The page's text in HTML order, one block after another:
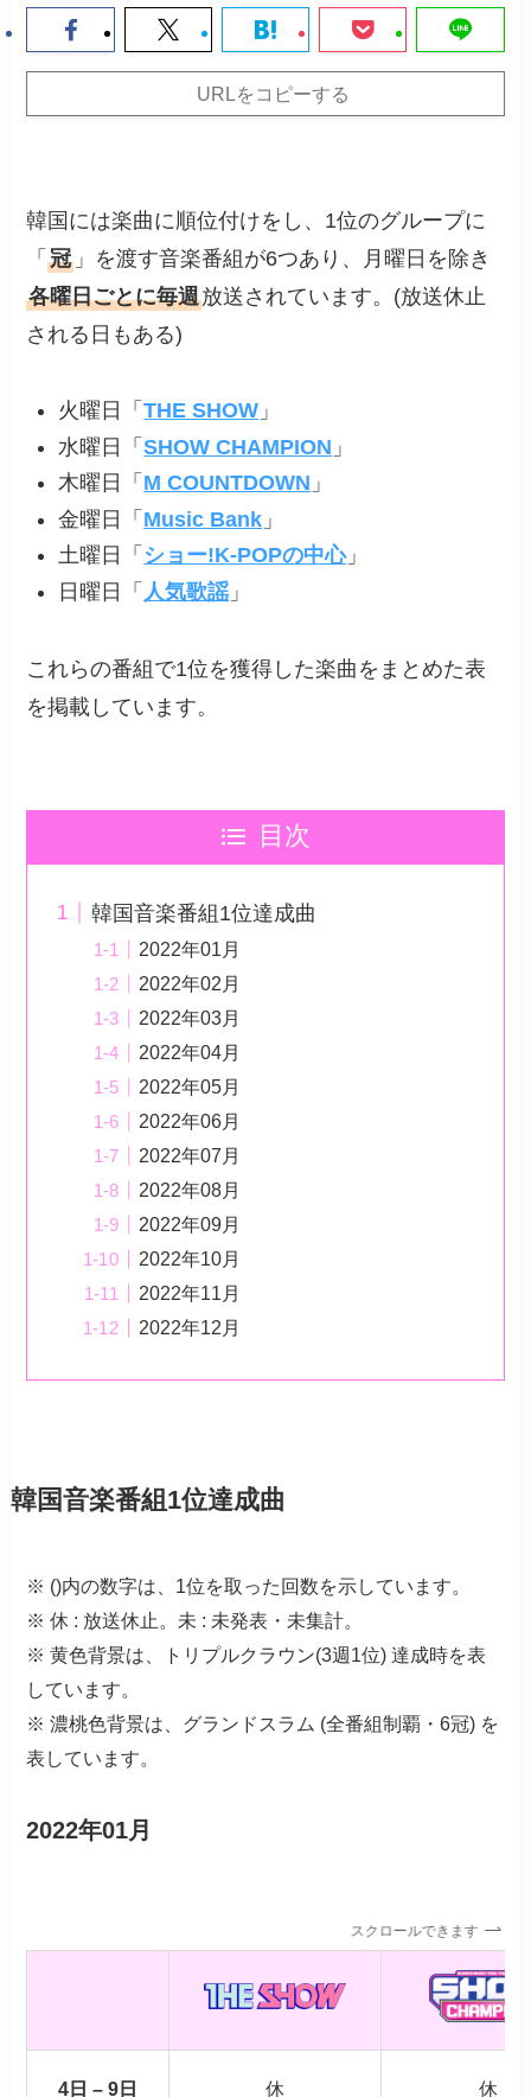
URLをコピーする
韓国には楽曲に順位付けをし、1位のグループに
「冠 」を渡す音楽番組が6つあり、月曜日を除き
各曜日ごとに毎週放送されています。(放送休止
される日もある)
火曜日「THE SHOW 」
水曜日「SHOW CHAMPION 」
木曜日「 M COUNTDOWN 」
金曜日「 Music Bank 」
土曜日「 ショー!K-POPの中心」
日曜日「 人気歌謡 」
これらの番組で1位を獲得した楽曲をまとめた表
を掲載しています。
目次
韓国音楽番組1位達成曲
2022年01月
2022年02月
2022年03月
2022年04月
2022年05月
2022年06月
2022年07月
2022年08月
2022年09月
2022年10月
2022年11月
2022年12月
韓国音楽番組1位達成曲
※ ()内の数字は、1位を取った回数を示しています。
※ 休 : 放送休止。未 : 未発表・未集計。
※ 黄色背景は、トリプルクラウン(3週1位) 達成時を表
しています。
※ 濃桃色背景は、グランドスラム (全番組制覇・6冠) を
表しています。
2022年01月
スクロールできます
4日 – 9日 休 休